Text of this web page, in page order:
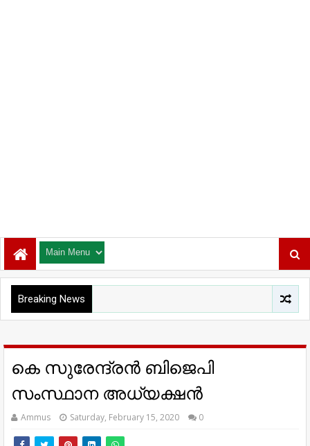
Breaking News
കെ സുരേന്ദ്രന്‍ ബിജെപി
സംസ്ഥാന അധ്യക്ഷന്‍
Ammus Saturday, February 15, 2020 0